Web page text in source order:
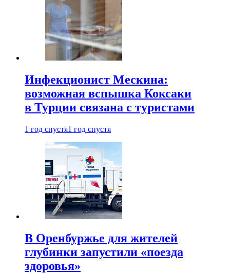
Инфекционист Мескина:
возможная вспышка Коксаки
в Турции связана с туристами
1 год спустя1 год спустя
В Оренбуржье для жителей
глубинки запустили «поезда
здоровья»